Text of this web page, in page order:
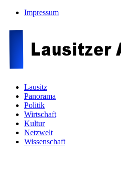
Impressum
Lausitz
Panorama
Politik
Wirtschaft
Kultur
Netzwelt
Wissenschaft